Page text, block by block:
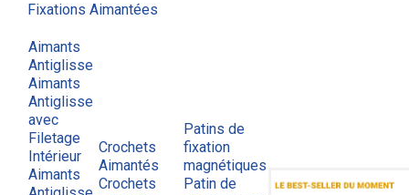
Fixations Aimantées
Aimants
Antiglisse
Aimants
Antiglisse
avec
Filetage
Intérieur
Aimants
Crochets
Aimantés
Crochets
Patins de
fixation
magnétiques
Patin de